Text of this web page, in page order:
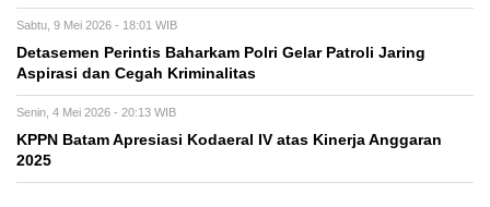
Sabtu, 9 Mei 2026 - 18:01 WIB
Detasemen Perintis Baharkam Polri Gelar Patroli Jaring
Aspirasi dan Cegah Kriminalitas
Senin, 4 Mei 2026 - 20:13 WIB
KPPN Batam Apresiasi Kodaeral IV atas Kinerja Anggaran
2025